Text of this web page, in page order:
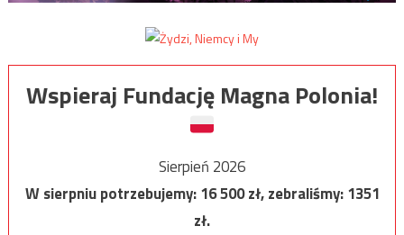
Wspieraj Fundację Magna Polonia!
Sierpień 2026
W sierpniu potrzebujemy:16 500zł, zebraliśmy:1351
zł.